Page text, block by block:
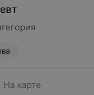
На карте